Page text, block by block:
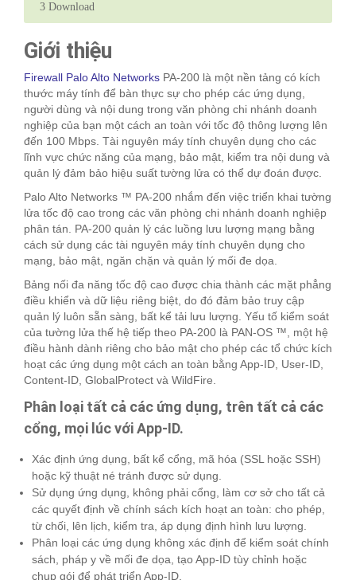
3 Download
Giới thiệu
Firewall Palo Alto Networks PA-200 là một nền tảng có kích
thước máy tính để bàn thực sự cho phép các ứng dụng,
người dùng và nội dung trong văn phòng chi nhánh doanh
nghiệp của bạn một cách an toàn với tốc độ thông lượng lên
đến 100 Mbps. Tài nguyên máy tính chuyên dụng cho các
lĩnh vực chức năng của mạng, bảo mật, kiểm tra nội dung và
quản lý đảm bảo hiệu suất tường lửa có thể dự đoán được.
Palo Alto Networks ™ PA-200 nhắm đến việc triển khai tường
lửa tốc độ cao trong các văn phòng chi nhánh doanh nghiệp
phân tán. PA-200 quản lý các luồng lưu lượng mạng bằng
cách sử dụng các tài nguyên máy tính chuyên dụng cho
mạng, bảo mật, ngăn chặn và quản lý mối đe dọa.
Bảng nối đa năng tốc độ cao được chia thành các mặt phẳng
điều khiển và dữ liệu riêng biệt, do đó đảm bảo truy cập
quản lý luôn sẵn sàng, bất kể tải lưu lượng. Yếu tố kiểm soát
của tường lửa thế hệ tiếp theo PA-200 là PAN-OS ™, một hệ
điều hành dành riêng cho bảo mật cho phép các tổ chức kích
hoạt các ứng dụng một cách an toàn bằng App-ID, User-ID,
Content-ID, GlobalProtect và WildFire.
Phân loại tất cả các ứng dụng, trên tất cả các
cổng, mọi lúc với App-ID.
Xác định ứng dụng, bất kể cổng, mã hóa (SSL hoặc SSH)
hoặc kỹ thuật né tránh được sử dụng.
Sử dụng ứng dụng, không phải cổng, làm cơ sở cho tất cả
các quyết định về chính sách kích hoạt an toàn: cho phép,
từ chối, lên lịch, kiểm tra, áp dụng định hình lưu lượng.
Phân loại các ứng dụng không xác định để kiểm soát chính
sách, pháp y về mối đe dọa, tạo App-ID tùy chỉnh hoặc
chụp gói để phát triển App-ID.